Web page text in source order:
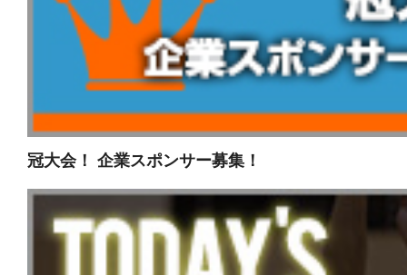
冠大会！ 企業スポンサー募集！